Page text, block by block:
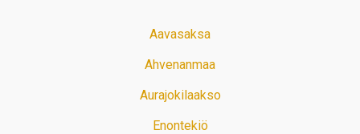
Aavasaksa
Ahvenanmaa
Aurajokilaakso
Enontekiö